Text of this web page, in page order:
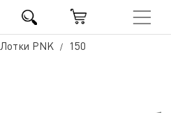
Лотки PNK 150